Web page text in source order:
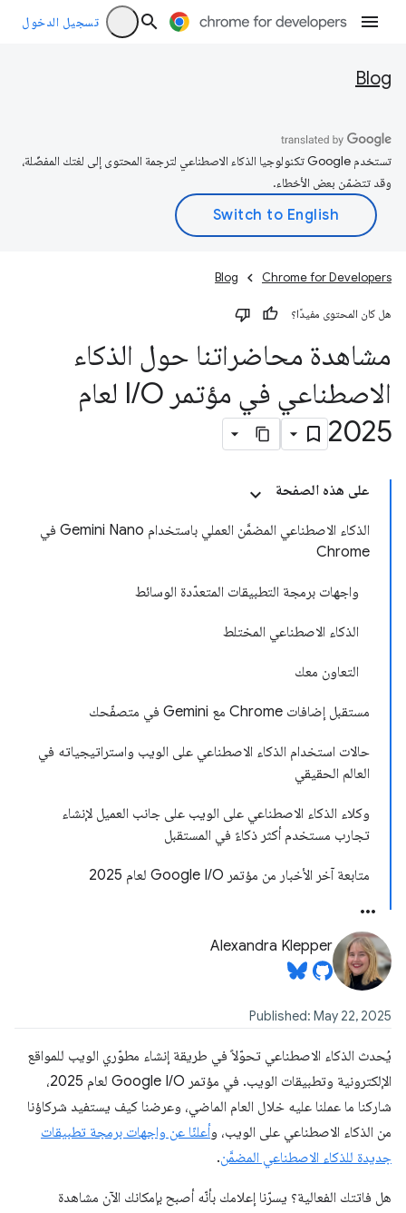
تسجيل الدخول
Blog
تستخدم Google تكنولوجيا الذكاء الاصطناعي لترجمة المحتوى إلى لغتك المفضّلة،
وقد تتضمّن بعض الأخطاء.
Chrome for Developers
Blog
هل كان المحتوى مفيدًا؟
مشاهدة محاضراتنا حول الذكاء
الاصطناعي في مؤتمر I
/ O لعام
2025
على هذه الصفحة
الذكاء الاصطناعي المضمَّن العملي باستخدام Gemini Nano في
Chrome
واجهات برمجة التطبيقات المتعدّدة الوسائط
الذكاء الاصطناعي المختلط
التعاون معك
مستقبل إضافات Chrome مع Gemini في متصفّحك
حالات استخدام الذكاء الاصطناعي على الويب واستراتيجياته في
العالم الحقيقي
وكلاء الذكاء الاصطناعي على الويب على جانب العميل لإنشاء
تجارب مستخدم أكثر ذكاءً في المستقبل
متابعة آخر الأخبار من مؤتمر Google I/O لعام 2025
Alexandra Klepper
Published: May 22, 2025
يُحدث الذكاء الاصطناعي تحوّلاً في طريقة إنشاء مطوّري الويب للمواقع
الإلكترونية وتطبيقات الويب. في مؤتمر Google I/O لعام 2025،
شاركنا ما عملنا عليه خلال العام الماضي، وعرضنا كيف يستفيد شركاؤنا
من الذكاء الاصطناعي على الويب، وأعلنّا عن واجهات برمجة تطبيقات
جديدة للذكاء الاصطناعي المضمَّن.
هل فاتتك الفعالية؟ يسرّنا إعلامك بأنّه أصبح بإمكانك الآن مشاهدة